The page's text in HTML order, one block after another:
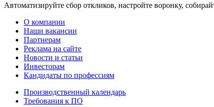
Автоматизируйте сбор откликов, настройте воронку,
О компании
Наши вакансии
Партнерам
Реклама на сайте
Новости и статьи
Инвесторам
Кандидаты по профессиям
Производственный календарь
Требования к ПО